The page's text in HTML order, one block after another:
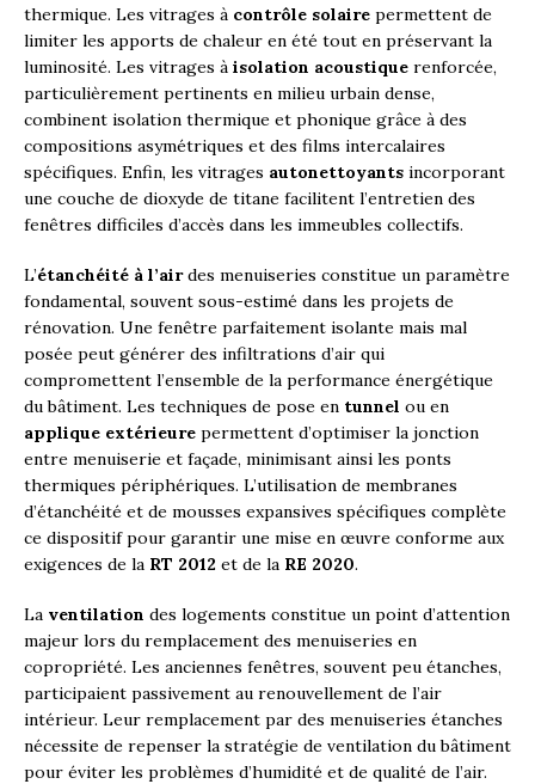
thermique. Les vitrages à contrôle solaire permettent de
limiter les apports de chaleur en été tout en préservant la
luminosité. Les vitrages à isolation acoustique renforcée,
particulièrement pertinents en milieu urbain dense,
combinent isolation thermique et phonique grâce à des
compositions asymétriques et des films intercalaires
spécifiques. Enfin, les vitrages autonettoyants incorporant
une couche de dioxyde de titane facilitent l’entretien des
fenêtres difficiles d’accès dans les immeubles collectifs.
L’étanchéité à l’airdes menuiseries constitue un paramètre
fondamental, souvent sous-estimé dans les projets de
rénovation. Une fenêtre parfaitement isolante mais mal
posée peut générer des infiltrations d’air qui
compromettent l’ensemble de la performance énergétique
du bâtiment. Les techniques de pose en tunnel ou en
applique extérieure permettent d’optimiser la jonction
entre menuiserie et façade, minimisant ainsi les ponts
thermiques périphériques. L’utilisation de membranes
d’étanchéité et de mousses expansives spécifiques complète
ce dispositif pour garantir une mise en œuvre conforme aux
exigences de la RT 2012 et de la RE 2020.
La ventilation des logements constitue un point d’attention
majeur lors du remplacement des menuiseries en
copropriété. Les anciennes fenêtres, souvent peu étanches,
participaient passivement au renouvellement de l’air
intérieur. Leur remplacement par des menuiseries étanches
nécessite de repenser la stratégie de ventilation du bâtiment
pour éviter les problèmes d’humidité et de qualité de l’air.